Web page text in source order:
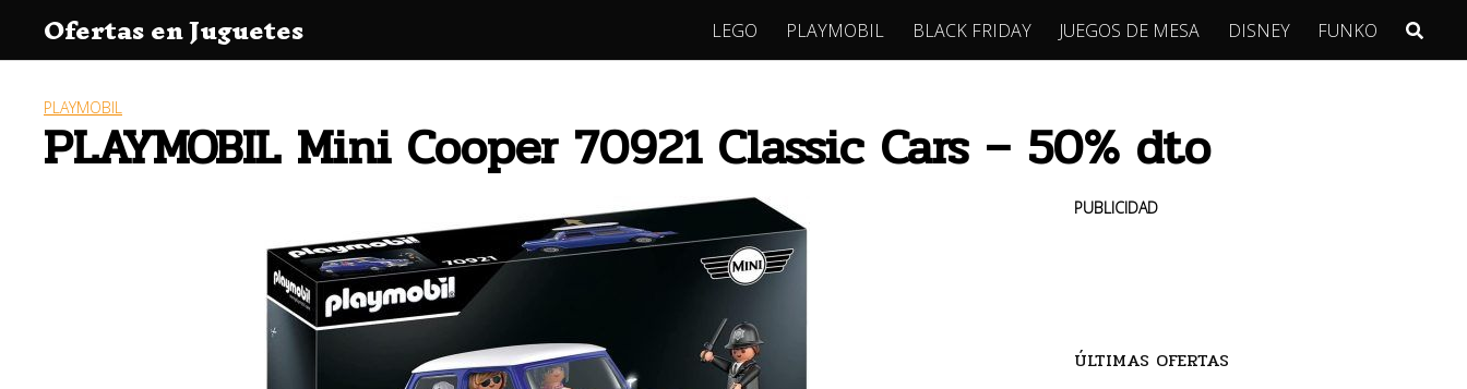
contenido
Ofertas en Juguetes LEGO PLAYMOBIL BLACK FRIDAY JUEGOS DE MESA DISNEY FUNKO
PLAYMOBIL
PLAYMOBIL Mini Cooper 70921 Classic Cars – 50% dto
PUBLICIDAD
ÚLTIMAS OFERTAS